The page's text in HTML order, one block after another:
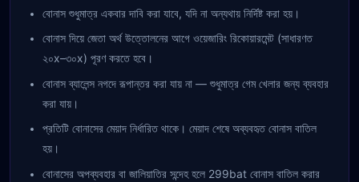
বোনাস শুধুমাত্র একবার দাবি করা যাবে, যদি না অন্যথায় নির্দিষ্ট করা হয়।
বোনাস দিয়ে জেতা অর্থ উত্তোলনের আগে ওয়েজারিং রিকোয়ারমেন্ট (সাধারণত
২০x–৩০x) পূরণ করতে হবে।
বোনাস ব্যালেন্স নগদে রূপান্তর করা যায় না — শুধুমাত্র গেম খেলার জন্য ব্যবহার
করা যায়।
প্রতিটি বোনাসের মেয়াদ নির্ধারিত থাকে। মেয়াদ শেষে অব্যবহৃত বোনাস বাতিল
হয়।
বোনাসের অপব্যবহার বা জালিয়াতির সন্দেহ হলে 299bat বোনাস বাতিল করার